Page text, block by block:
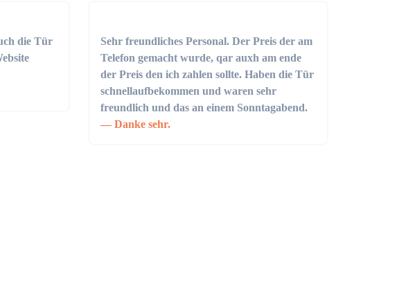
die Tür
Sehr freundliches Personal. Der Preis der am
Telefon gemacht wurde, qar auxh am ende
der Preis den ich zahlen sollte. Haben die Tür
schnellaufbekommen und waren sehr
freundlich und das an einem Sonntagabend.
Danke sehr.